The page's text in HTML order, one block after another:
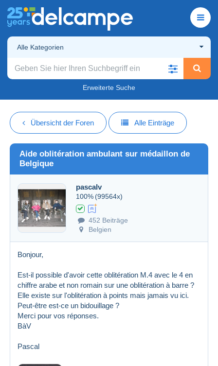
Alle Kategorien
Erweiterte Suche
Übersicht der Foren Alle Einträge
Aide oblitération ambulant sur médaillon de
Belgique
pascalv
100% (99564x)
452 Beiträge
Belgien
Bonjour,
Est-il possible d'avoir cette oblitération M.4 avec le 4 en
chiffre arabe et non romain sur une oblitération à barre ?
Elle existe sur l'oblitération à points mais jamais vu ici.
Peut-être est-ce un bidouillage ?
Merci pour vos réponses.
BàV
Pascal